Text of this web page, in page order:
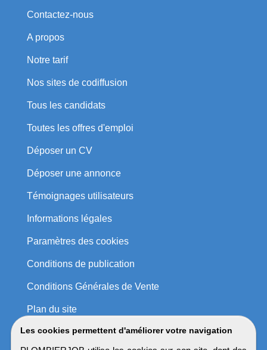
Les cookies permettent d'améliorer votre navigation
Contactez-nous
A propos
Notre tarif
Nos sites de codiffusion
Tous les candidats
Toutes les offres d'emploi
Déposer un CV
Déposer une annonce
Témoignages utilisateurs
Informations légales
Paramètres des cookies
Conditions de publication
Conditions Générales de Vente
Plan du site